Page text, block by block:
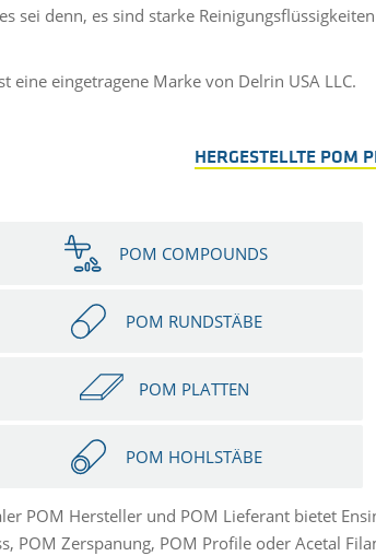
sei denn, es sind starke
eine eingetragene Marke von Delrin USA LLC.
HERGESTELLTE POM
POM COMPOUNDS
POM RUNDSTÄBE
POM PLATTEN
POM HOHLSTÄBE
POM Hersteller und POM Lieferant bietet
POM Zerspanung, POM Profile oder Acetal